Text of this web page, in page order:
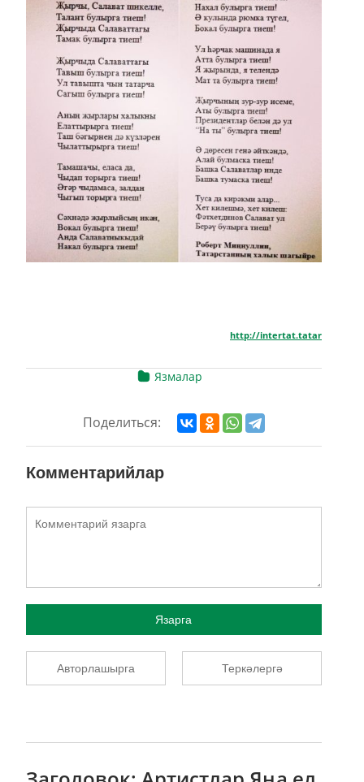
http://intertat.tatar
Язмалар
Поделиться:
Комментарийлар
Язарга
Авторлашырга Теркәлергә